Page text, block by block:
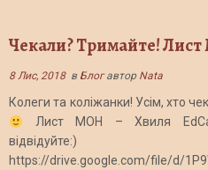
Чекали? Тримайте!
8 Лис, 2018в Блогавтор Nata
Колеги та коліжанки! Усім, хто
Лист МОН – Хвиля
відвідуйте:)
https://drive.google.com/file/d/